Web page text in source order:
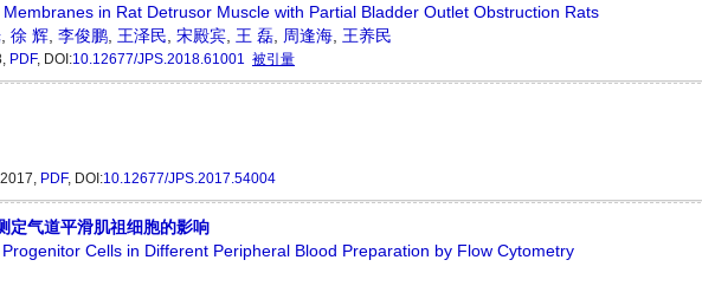
in Rat Detrusor Muscle with Partial Bladder Outlet Obstruction Rats
, 徐 辉, 李俊鹏, 王泽民, 宋殿宾, 王 磊, 周逢海, 王养民
PDF, DOI:10.12677/JPS.2018.61001 被引量
PDF, DOI:10.12677/JPS.2017.54004
定气道平滑肌祖细胞的影响
Cells in Different Peripheral Blood Preparation by Flow Cytometry